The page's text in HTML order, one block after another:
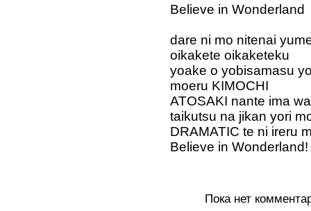
Believe in Wonderland
dare ni mo nitenai
oikakete oikaketeku
yoake o yobisamasu
moeru KIMOCHI
ATOSAKI nante ima
taikutsu na jikan yori
DRAMATIC te ni ireru
Believe in Wonderland!
Пока нет